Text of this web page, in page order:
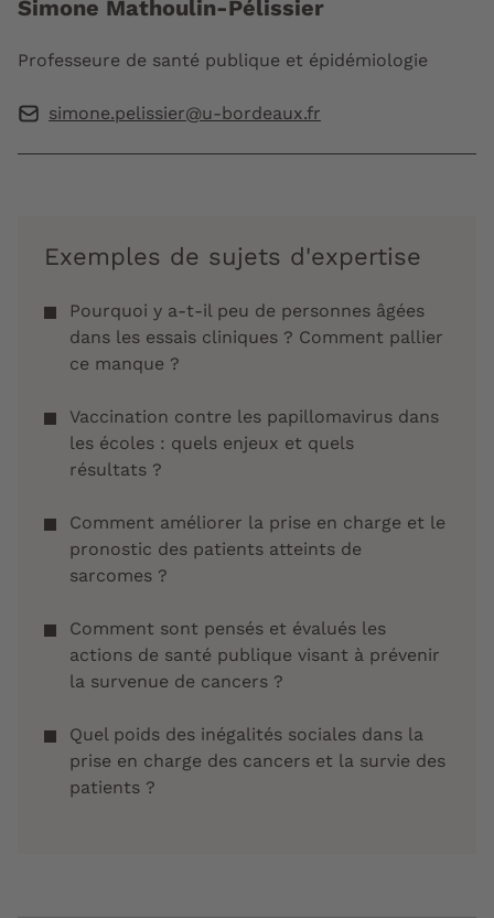
Simone Mathoulin-Pélissier
Professeure de santé publique et épidémiologie
simone.pelissier@u-bordeaux.fr
Exemples de sujets d'expertise
Pourquoi y a-t-il peu de personnes âgées
dans les essais cliniques ? Comment pallier
ce manque ?
Vaccination contre les papillomavirus dans
les écoles : quels enjeux et quels
résultats ?
Comment améliorer la prise en charge et le
pronostic des patients atteints de
sarcomes ?
Comment sont pensés et évalués les
actions de santé publique visant à prévenir
la survenue de cancers ?
Quel poids des inégalités sociales dans la
prise en charge des cancers et la survie des
patients ? ​​​​​​​​​​​​​​